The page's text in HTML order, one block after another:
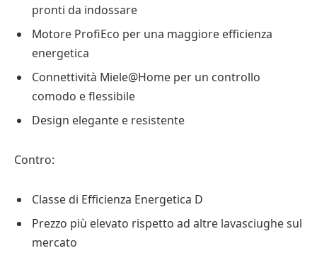
pronti da indossare
Motore ProfiEco per una maggiore efficienza
energetica
Connettività Miele@Home per un controllo
comodo e flessibile
Design elegante e resistente
Contro:
Classe di Efficienza Energetica D
Prezzo più elevato rispetto ad altre lavasciughe sul
mercato